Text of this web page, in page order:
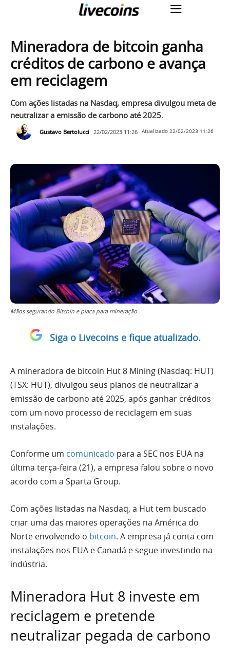
Mineradora de bitcoin ganha
créditos de carbono e avança
em reciclagem
Com ações listadas na Nasdaq, empresa divulgou meta de
neutralizar a emissão de carbono até 2025.
Gustavo Bertolucci 22/02/2023 11:26 Atualizado 22/02/2023 11:26
Mãos segurando Bitcoin e placa para mineração
Siga o Livecoins e fique atualizado.
A mineradora de bitcoin Hut 8 Mining (Nasdaq: HUT)
(TSX: HUT), divulgou seus planos de neutralizar a
emissão de carbono até 2025, após ganhar créditos
com um novo processo de reciclagem em suas
instalações.
Conforme um comunicado para a SEC nos EUA na
última terça-feira (21), a empresa falou sobre o novo
acordo com a Sparta Group.
Com ações listadas na Nasdaq, a Hut tem buscado
criar uma das maiores operações na América do
Norte envolvendo o bitcoin. A empresa já conta com
instalações nos EUA e Canadá e segue investindo na
indústria.
Mineradora Hut 8 investe em
reciclagem e pretende
neutralizar pegada de carbono